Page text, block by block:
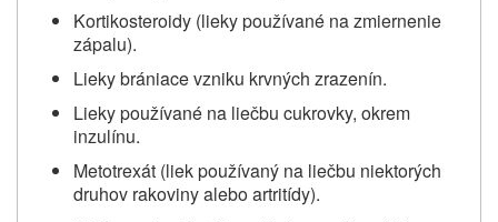
Kortikosteroidy (lieky používané na zmiernenie
zápalu).
Lieky brániace vzniku krvných zrazenín.
Lieky používané na liečbu cukrovky, okrem
inzulínu.
Metotrexát (liek používaný na liečbu niektorých
druhov rakoviny alebo artritídy).